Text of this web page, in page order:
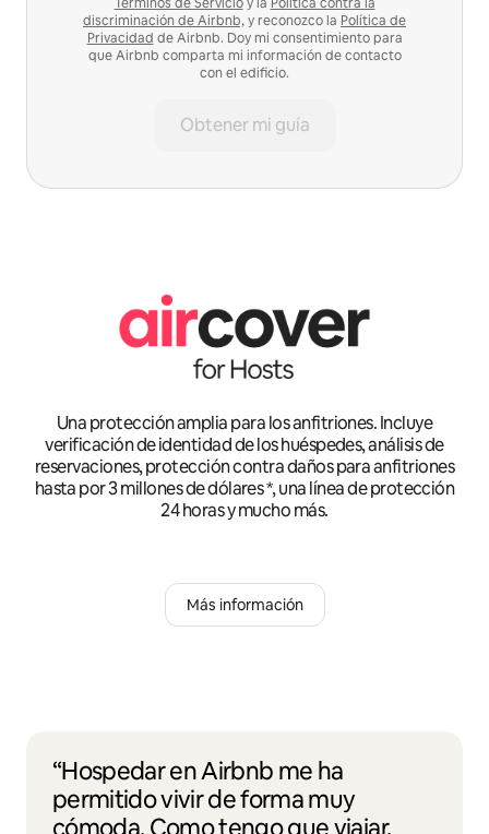
discriminación de Airbnb,y reconozco la Política de
Privacidad de Airbnb. Doy mi consentimiento para
que Airbnb comparta mi información de contacto
con el edificio.
Obtener mi guía
Una protección amplia para los anfitriones. Incluye
verificación de identidad de los huéspedes, análisis de
reservaciones, protección contra daños para anfitriones
hasta por 3 millones de dólares *, una línea de protección
24 horas y mucho más.
Más información
“Hospedar en Airbnb me ha
permitido vivir de forma muy